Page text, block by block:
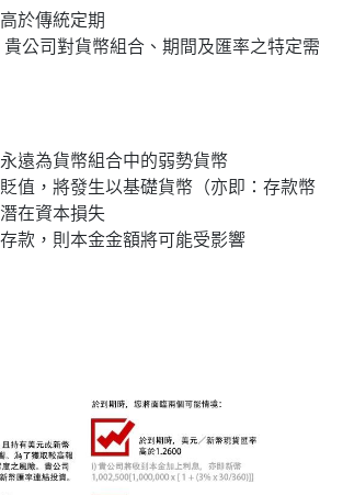
於傳統定期
公司對貨幣組合、期間及匯率之特定需
遠為貨幣組合中的弱勢貨幣
值，將發生以基礎貨幣（亦即：存款幣
在資本損失
款，則本金金額將可能受影響